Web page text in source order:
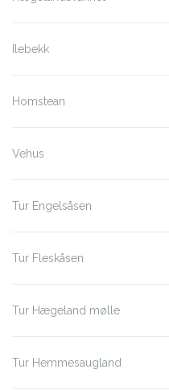
Ilebekk
Homstean
Vehus
Tur Engelsåsen
Tur Fleskåsen
Tur Hægeland mølle
Tur Hemmesaugland